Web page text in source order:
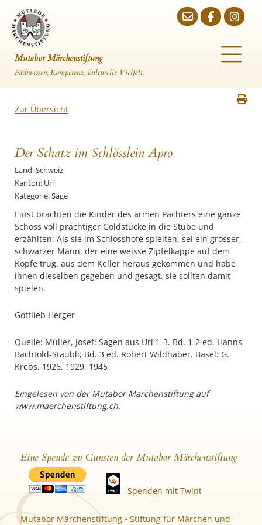
Mutabor Märchenstiftung
Fachwissen, Kompetenz, kulturelle Vielfalt
Zur Übersicht
Der Schatz im Schlösslein Apro
Land: Schweiz
Kanton: Uri
Kategorie: Sage
Einst brachten die Kinder des armen Pächters eine ganze
Schoss voll prächtiger Goldstücke in die Stube und
erzählten: Als sie im Schlosshofe spielten, sei ein grosser,
schwarzer Mann, der eine weisse Zipfelkappe auf dem
Kopfe trug, aus dem Keller heraus gekommen und habe
ihnen dieselben gegeben und gesagt, sie sollten damit
spielen.
Gottlieb Herger
Quelle: Müller, Josef: Sagen aus Uri 1-3. Bd. 1-2 ed. Hanns
Bächtold-Stäubli; Bd. 3 ed. Robert Wildhaber. Basel: G.
Krebs, 1926, 1929, 1945
Eingelesen von der Mutabor Märchenstiftung auf
www.maerchenstiftung.ch.
Eine Spende zu Gunsten der Mutabor Märchenstiftung
Spenden mit Twint
Mutabor Märchenstiftung • Stiftung für Märchen und